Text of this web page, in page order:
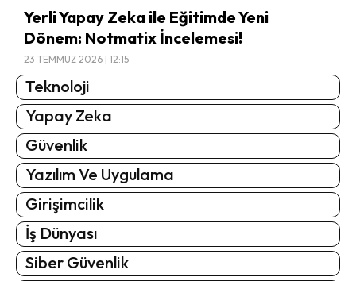
Yerli Yapay Zeka ile Eğitimde Yeni
Dönem: Notmatix İncelemesi!
23 TEMMUZ 2026 | 12:15
Teknoloji
Yapay Zeka
Güvenlik
Yazılım Ve Uygulama
Girişimcilik
İş Dünyası
Siber Güvenlik